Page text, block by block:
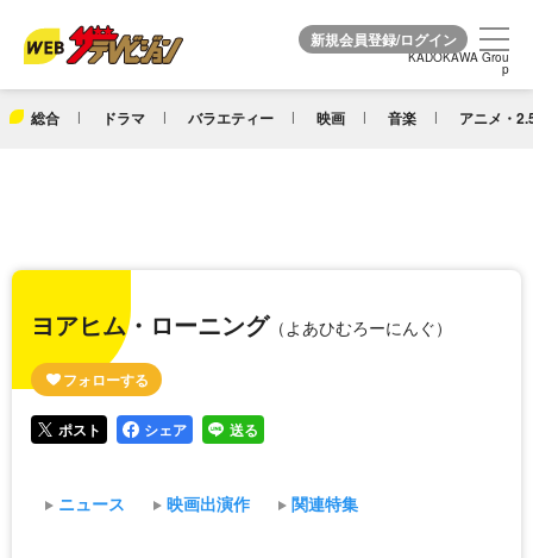
KADOKAWA Grou
p
総合 ドラマ バラエティー 映画 音楽 アニメ・
KADOKAWA Grou
p
ヨアヒム・ローニング （よあひむろーにんぐ）
ポスト シェア 送る
ニュース 映画出演作 関連特集